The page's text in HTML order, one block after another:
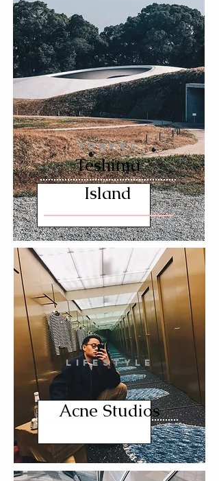
TRAVEL
Teshima
Island
LIFESTYLE
Acne Studios